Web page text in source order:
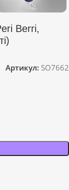
Berri,
Артикул: SO7662